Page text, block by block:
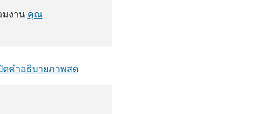
งาน คุณ
ดคําอธิบายภาพสด